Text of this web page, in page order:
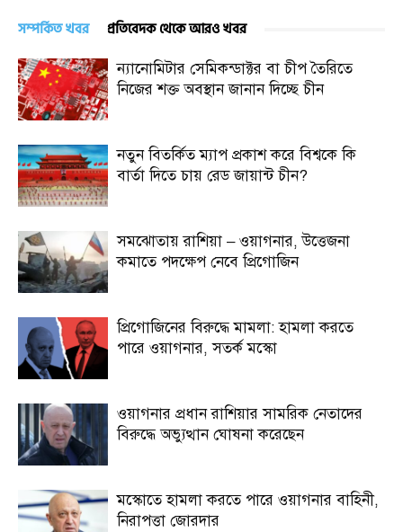
সম্পর্কিত খবর প্রতিবেদক থেকে আরও খবর
ন্যানোমিটার সেমিকন্ডাক্টর বা চীপ তৈরিতে
নিজের শক্ত অবস্থান জানান দিচ্ছে চীন
নতুন বিতর্কিত ম্যাপ প্রকাশ করে বিশ্বকে কি
বার্তা দিতে চায় রেড জায়ান্ট চীন?
সমঝোতায় রাশিয়া – ওয়াগনার, উত্তেজনা
কমাতে পদক্ষেপ নেবে প্রিগোজিন
প্রিগোজিনের বিরুদ্ধে মামলা: হামলা করতে
পারে ওয়াগনার, সতর্ক মস্কো
ওয়াগনার প্রধান রাশিয়ার সামরিক নেতাদের
বিরুদ্ধে অভ্যুত্থান ঘোষনা করেছেন
মস্কোতে হামলা করতে পারে ওয়াগনার বাহিনী,
নিরাপত্তা জোরদার